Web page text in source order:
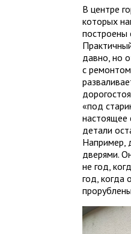
В центре
которых
построены
давно, но
с
«под
настоящее
детали
Например,
дверями.
не год,
год, когда